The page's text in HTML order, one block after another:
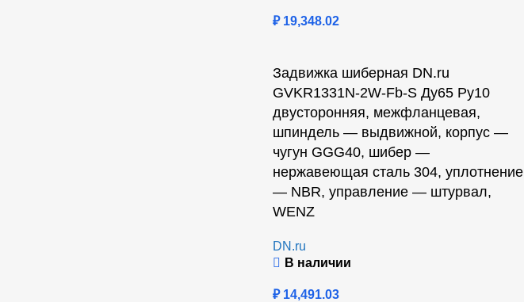
₽19,348.02
Задвижка шиберная DN.ru
GVKR1331N-2W-Fb-S Ду65 Ру10
двусторонняя, межфланцевая,
шпиндель — выдвижной, корпус —
чугун GGG40, шибер —
нержавеющая сталь 304, уплотнение
— NBR, управление — штурвал,
WENZ
DN.ru
В наличии
₽14,491.03